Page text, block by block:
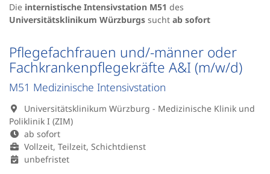
Pflegefachfrauen und/-männer oder
Fachkrankenpflegekräfte A&I (m/w/d)
M51 Medizinische Intensivstation
Universitätsklinikum Würzburg - Medizinische Klinik und
Poliklinik I (ZIM)
ab sofort
Vollzeit, Teilzeit, Schichtdienst
unbefristet
Die internistische Intensivstation M51 des
Universitätsklinikum Würzburgs sucht ab sofort